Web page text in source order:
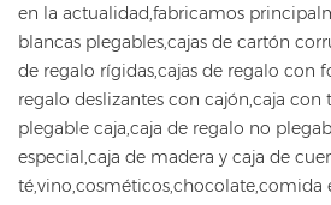
en la actualidad,fabricamos
blancas plegables,cajas de cartón
de regalo rígidas,cajas de regalo con
regalo deslizantes con cajón,caja con
plegable caja,caja de regalo no
especial,caja de madera y caja de
té,vino,cosméticos,chocolate,comida